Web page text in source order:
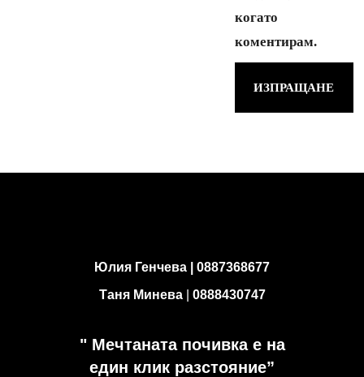
когато
коментирам.
Юлия Генчева |
0887368677
Таня Минева
0888430747
" Мечтаната почивка е на
един клик разстояние”